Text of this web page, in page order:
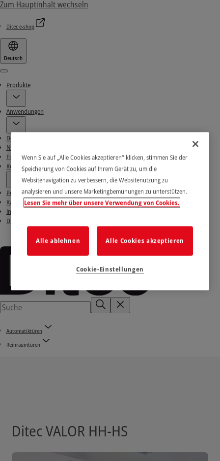
Zum Hauptinhalt wechseln
Ditec e-shop
Deutsch
Menu
Produkte
Anwendungen
Download-Bereich
News
Finden Sie unsere Partner
Kontakt
Peiser
Karriere
Impressum
Ditec e-shop
Automatiktüren
Reinraumtüren
Ditec VALOR HH-HS
Wenn Sie auf „Alle Cookies akzeptieren“ klicken, stimmen Sie der
Speicherung von Cookies auf Ihrem Gerät zu, um die
Websitenavigation zu verbessern, die Websitenutzung zu
analysieren und unsere Marketingbemühungen zu unterstützen.
Lesen Sie mehr über unsere Verwendung von Cookies.
Alle ablehnen Alle Cookies akzeptieren
Cookie-Einstellungen